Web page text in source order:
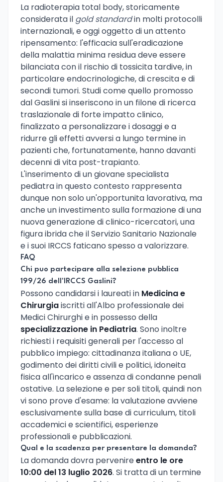
La radioterapia total body, storicamente
considerata il gold standardin molti protocolli
internazionali, e oggi oggetto di un attento
ripensamento: l'efficacia sull'eradicazione
della malattia minima residua deve essere
bilanciata con il rischio di tossicita tardive, in
particolare endocrinologiche, di crescita e di
secondi tumori. Studi come quello promosso
dal Gaslini si inseriscono in un filone di ricerca
traslazionale di forte impatto clinico,
finalizzato a personalizzare i dosaggi e a
ridurre gli effetti avversi a lungo termine in
pazienti che, fortunatamente, hanno davanti
decenni di vita post-trapianto.
L'inserimento di un giovane specialista
pediatra in questo contesto rappresenta
dunque non solo un'opportunita lavorativa, ma
anche un investimento sulla formazione di una
nuova generazione di clinico-ricercatori, una
figura ibrida che il Servizio Sanitario Nazionale
e i suoi IRCCS faticano spesso a valorizzare.
FAQ
Chi puo partecipare alla selezione pubblica
199/26 dell'IRCCS Gaslini?
Possono candidarsi i laureati in Medicina e
Chirurgiaiscritti all'Albo professionale dei
Medici Chirurghi e in possesso della
specializzazione in Pediatria. Sono inoltre
richiesti i requisiti generali per l'accesso al
pubblico impiego: cittadinanza italiana o UE,
godimento dei diritti civili e politici, idoneita
fisica all'incarico e assenza di condanne penali
ostative. La selezione e per soli titoli, quindi non
vi sono prove d'esame: la valutazione avviene
esclusivamente sulla base di curriculum, titoli
accademici e scientifici, esperienze
professionali e pubblicazioni.
Qual e la scadenza per presentare la domanda?
La domanda dovra pervenireentro le ore
10:00 del 13 luglio 2026. Si tratta di un termine